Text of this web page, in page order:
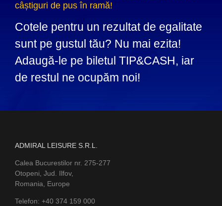
câștiguri de pus în ramă!
Cotele pentru un rezultat de egalitate
sunt pe gustul tău? Nu mai ezita!
Adaugă-le pe biletul TIP&CASH, iar
de restul ne ocupăm noi!
ADMIRAL LEISURE S.R.L.
Calea Bucurestilor nr. 275-277
Otopeni, Jud. Ilfov,
Romania, Europe
Telefon: +40 374 159 000